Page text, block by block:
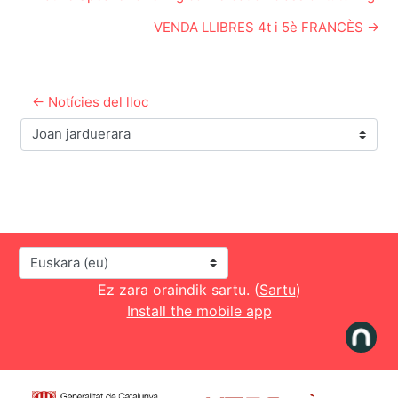
VENDA LLIBRES 4t i 5è FRANCÈS →
← Notícies del lloc
Joan jarduerara
Hizkuntza
Ez zara oraindik sartu. (Sartu)
Install the mobile app